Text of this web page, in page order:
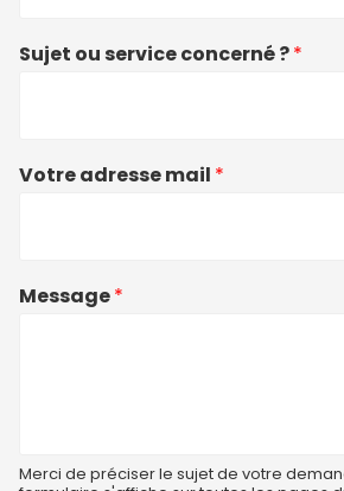
Sujet ou service concerné ?*
Votre adresse mail *
Message*
Merci de préciser le sujet de votre